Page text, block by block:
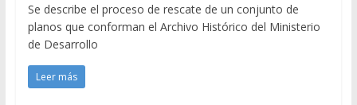
Se describe el proceso de rescate de un conjunto de
planos que conforman el Archivo Histórico del Ministerio
de Desarrollo
Leer más